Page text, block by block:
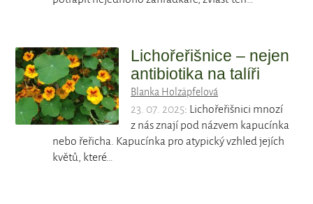
Lichořeřišnice – nejen
antibiotika na talíři
Blanka Holzäpfelová
23. 07. 2025: Lichořeřišnici mnozí
z nás znají pod názvem kapucínka
nebo řeřicha. Kapucínka pro atypický vzhled jejích
květů, které…